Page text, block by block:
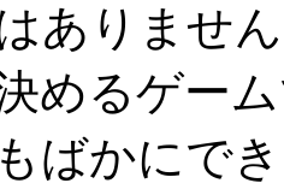
ありませ
めるゲー
ばかにで